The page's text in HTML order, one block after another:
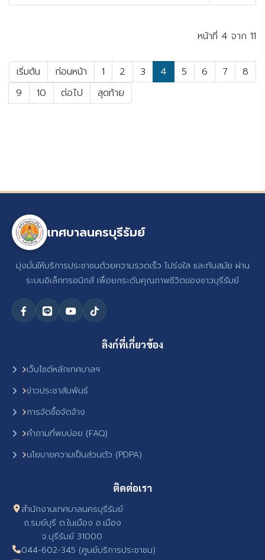
หน้าที่ 4 จาก 11
เริ่มต้น ก่อนหน้า 1 2 3 4 5 6 7
8
9
10 ต่อไป สุดท้าย
เทศบาลนครบุรีรัมย์
มุ่งมั่นให้บริการประชาชนด้วยความรวดเร็ว โปร่งใส และทันสมัย ผ่าน
ระบบอิเล็กทรอนิกส์ เพื่อยกระดับคุณภาพชีวิตของชาวบุรีรัมย์
ลิงก์ที่เกี่ยวข้อง
เว็บไซต์หลักเทศบาลฯ
ข่าวประชาสัมพันธ์
การจัดซื้อจัดจ้าง
คำถามที่พบบ่อย (FAQ)
นโยบายความเป็นส่วนตัว (PDPA)
ติดต่อเรา
สำนักงานเทศบาลนครบุรีรัมย์
ถ.รมย์บุรี ต.ในเมือง อ.เมือง
จ.บุรีรัมย์ 31000
044-602-345 (ศูนย์บริการประชาชน)